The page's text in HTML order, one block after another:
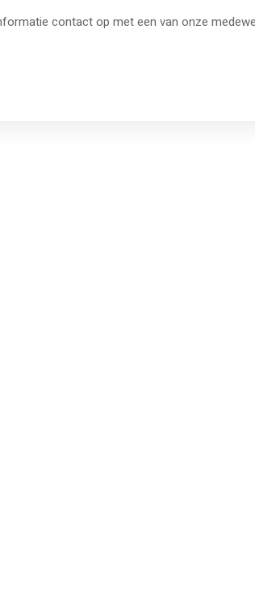
contact op met een van onze